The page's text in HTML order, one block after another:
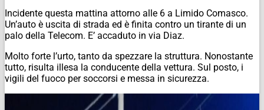
Incidente questa mattina attorno alle 6 a Limido Comasco.
Un’auto è uscita di strada ed è finita contro un tirante di un
palo della Telecom. E’ accaduto in via Diaz.
Molto forte l’urto, tanto da spezzare la struttura. Nonostante
tutto, risulta illesa la conducente della vettura. Sul posto, i
vigili del fuoco per soccorsi e messa in sicurezza.